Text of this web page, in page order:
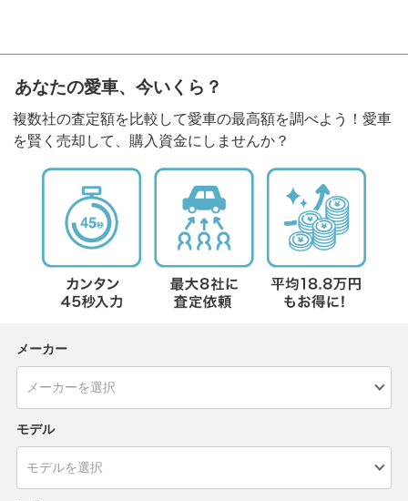
あなたの愛車、今いくら？
複数社の査定額を比較して愛車の最高額を調べよう！愛車
を賢く売却して、購入資金にしませんか？
メーカー
モデル